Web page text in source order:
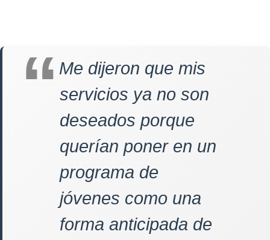
Me dijeron que mis
servicios ya no son
deseados porque
querían poner en un
programa de
jóvenes como una
forma anticipada de